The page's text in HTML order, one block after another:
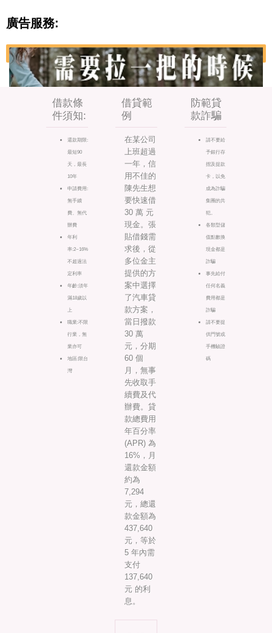
廣告服務:
借款條
件須知:
還款期限:
最短90
天，最長
10年
申請費用:
無手續
費、無代
辦費
年利
率:2~16%
不超過法
定利率
年齡:須年
滿18歲以
上
職業:不限
行業，無
業亦可
地區:限台
灣
借貸範
例
在某公司
上班超過
一年，信
用不佳的
陳先生想
要快速借
30 萬 元
現金。張
貼借錢需
求後，從
多位金主
提供的方
案中選擇
了汽車貸
款方案，
當日撥款
30 萬
元，分期
60 個
月，無事
先收取手
續費及代
辦費。貸
款總費用
年百分率
(APR) 為
16%，月
還款金額
約為
7,294
元，總還
款金額為
437,640
元，等於
5 年內需
支付
137,640
元 的利
息。
防範貸
款詐騙
請不要給
予銀行存
摺及提款
卡，以免
成為詐騙
集團的共
犯。
各類型儲
值點數換
現金都是
詐騙
事先給付
任何名義
費用都是
詐騙
請不要提
供門號或
手機驗證
碼